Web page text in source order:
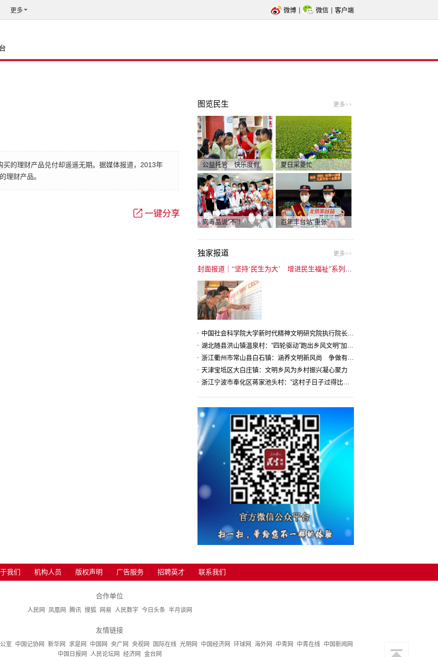
更多 微博 微信 客户端
的理财产品兑付却遥遥无期。据媒体报道，2013年
理财产品。
一键分享
图览民生 更多>>
公益托管 快乐度假 夏日采菱忙
向毒品说“不”！ 百年丰台站“重张”
独家报道 更多>>
中国社会科学院大学新时代精神文明研究院执行院长王维国：文明村镇创建为乡村注入持久发展动力
湖北随县洪山镇温泉村：“四轮驱动”跑出乡风文明“加速度”
浙江衢州市常山县白石镇：涵养文明新风尚 争做有礼白石人
天津宝坻区大白庄镇：文明乡风为乡村振兴凝心聚力
浙江宁波市奉化区蒋家池头村：“这村子日子过得比城里还舒心”
我们 机构人员 版权声明 广告服务 招聘英才 联系我们
合作单位
人民网 凤凰网 腾讯 搜狐 网易 人民数字 今日头条 半月谈网
友情链接
室 中国记协网 新华网 求是网 中国网 央广网 央视网 国际在线 光明网 中国经济网 环球网 海外网 中青网 中青在线
中国新闻网
中国日报网
人民论坛网 经济网 金台网